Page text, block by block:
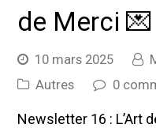
de Merci 💌
10 mars 2025
Autres
0
Newsletter 16 : L’Art